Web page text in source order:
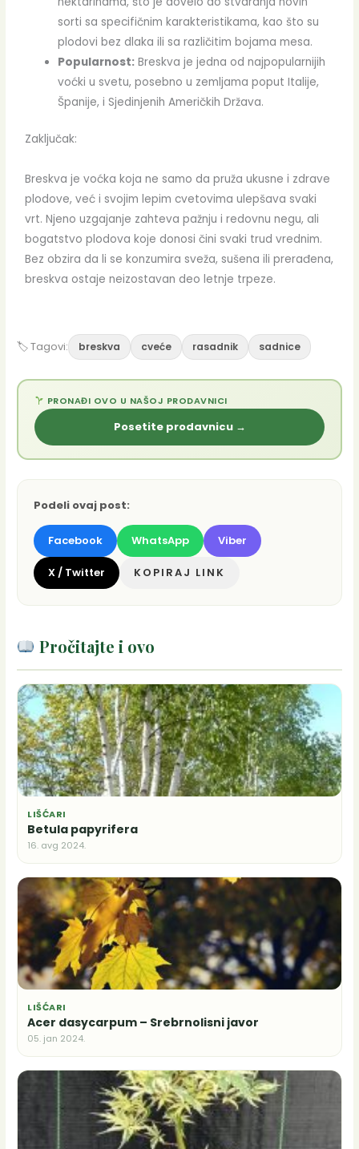
sorti sa specifičnim karakteristikama, kao što su
plodovi bez dlaka ili sa različitim bojama mesa.
Popularnost: Breskva je jedna od najpopularnijih
voćki u svetu, posebno u zemljama poput Italije,
Španije, i Sjedinjenih Američkih Država.
Zaključak:
Breskva je voćka koja ne samo da pruža ukusne i zdrave
plodove, već i svojim lepim cvetovima ulepšava svaki
vrt. Njeno uzgajanje zahteva pažnju i redovnu negu, ali
bogatstvo plodova koje donosi čini svaki trud vrednim.
Bez obzira da li se konzumira sveža, sušena ili prerađena,
breskva ostaje neizostavan deo letnje trpeze.
🏷 Tagovi: breskva cveće rasadnik sadnice
PRONAĐI OVO U NAŠOJ PRODAVNICI
Posetite prodavnicu →
Podeli ovaj post:
Facebook WhatsApp Viber
X / Twitter KOPIRAJ LINK
Pročitajte i ovo
LIŠĆARI
Betula papyrifera
16. avg 2024.
LIŠĆARI
Acer dasycarpum – Srebrnolisni javor
05. jan 2024.